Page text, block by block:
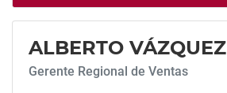
ALBERTO VÁZQUEZ
Gerente Regional de Ventas